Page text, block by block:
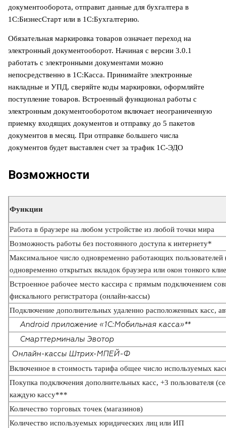
документооборота, отправит данные для бухгалтера в
1С:БизнесСтарт или в 1С:Бухгалтерию.
Обязательная маркировка товаров означает переход на
электронный документооборот. Начиная с версии 3.0.1
работать с электронными документами можно
непосредственно в 1С:Касса. Принимайте электронные
накладные и УПД, сверяйте коды маркировки, оформляйте
поступление товаров. Встроенный функционал работы с
электронным документооборотом включает неограниченную
приемку входящих документов и отправку до 5 пакетов
документов в месяц. При отправке большего числа
документов будет выставлен счет за трафик 1С-ЭДО
Возможности
Функции
Работа в браузере на любом устройстве из любой точки мира
Возможность работы без постоянного доступа к интернету*
Максимальное число одновременно работающих пользователей
одновременно открытых вкладок браузера или окон тонкого
Встроенное рабочее место кассира с прямым подключением
фискального регистратора (онлайн-кассы)
Подключение дополнительных удаленно расположенных касс,
Android приложение «1С:Мобильная касса»**
Смарттерминалы Эвотор
Онлайн-кассы Штрих-МПЕЙ-Ф
Включенное в стоимость тарифа общее число используемых
Покупка подключения дополнительных касс, +3 пользователя
каждую кассу***
Количество торговых точек (магазинов)
Количество используемых юридических лиц или ИП